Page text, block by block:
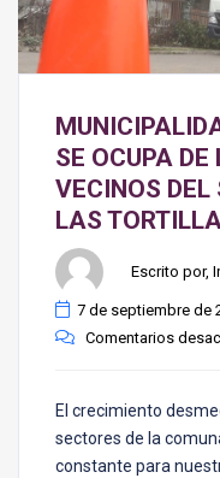
SE OCUPA DE
VECINOS DEL
LAS
Escrito por,
7 de septiembre de
Comentarios
El crecimiento
sectores de la
constante para